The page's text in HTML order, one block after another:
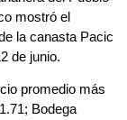
mostró el
la canasta Pacic
de junio.
promedio más
Bodega